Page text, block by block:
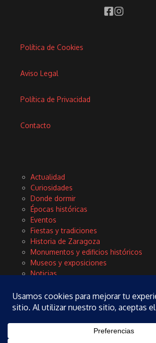
Política de Cookies
Aviso Legal
Política de Privacidad
Contacto
Actualidad
Curiosidades
Donde dormir
Épocas históricas
Eventos
Fiestas y tradiciones
Historia de Zaragoza
Monumentos y edificios históricos
Museos y exposiciones
Noticias
Rinconces con encanto
Tours y excursiones